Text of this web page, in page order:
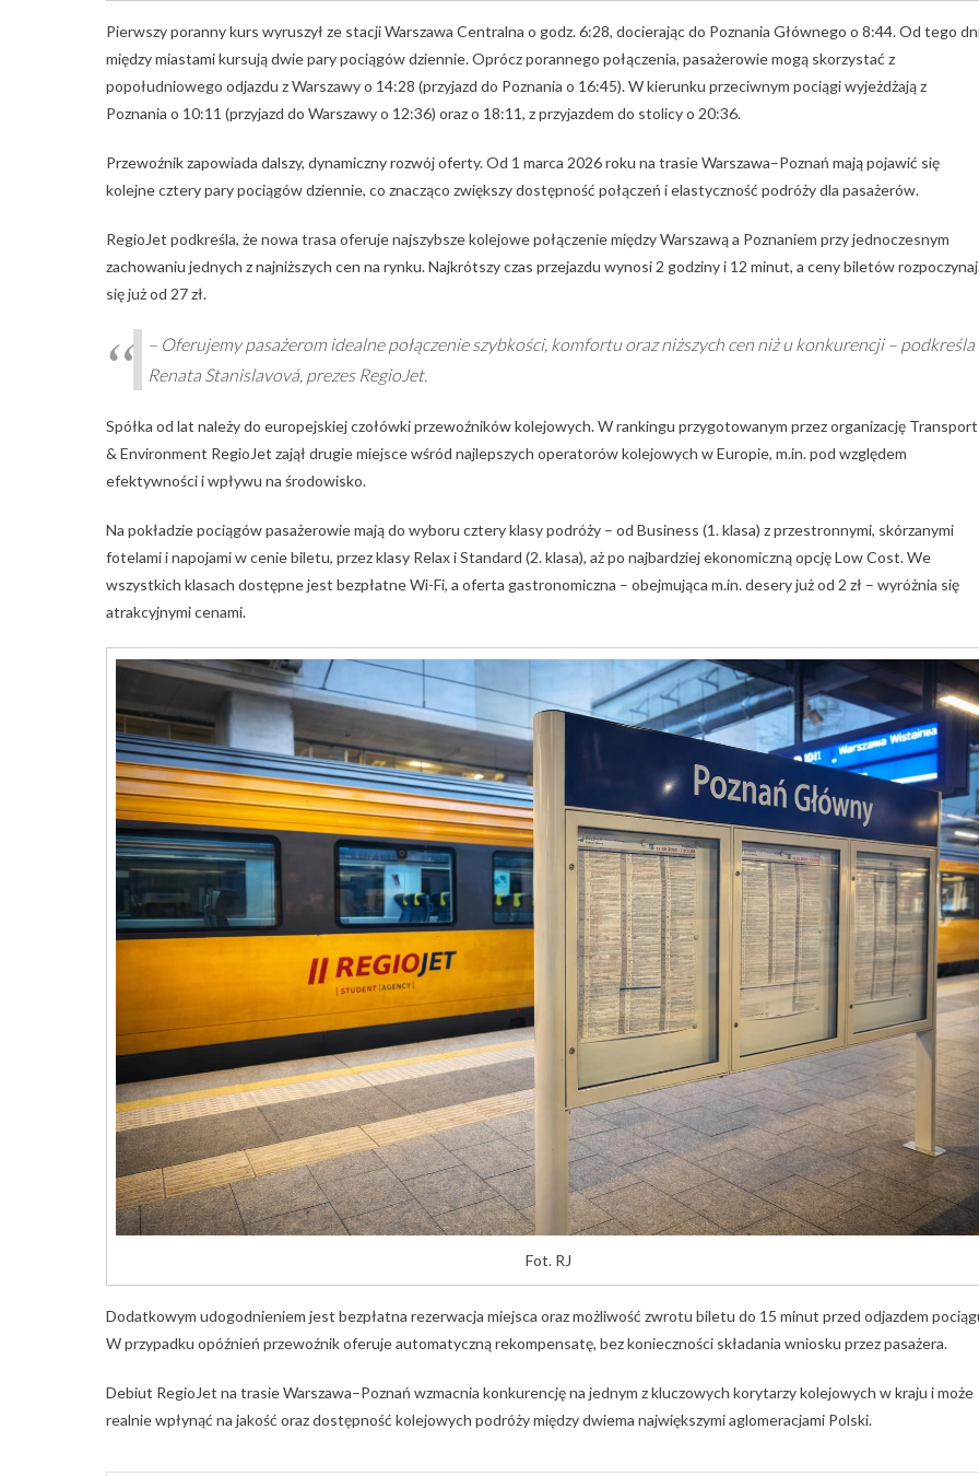
Pierwszy poranny kurs wyruszył ze stacji Warszawa Centralna o godz. 6:28, docierając do Poznania Głównego o 8:44. Od tego
między miastami kursują dwie pary pociągów dziennie. Oprócz porannego połączenia, pasażerowie mogą skorzystać z
popołudniowego odjazdu z Warszawy o 14:28 (przyjazd do Poznania o 16:45). W kierunku przeciwnym pociągi wyjeżdżają z
Poznania o 10:11 (przyjazd do Warszawy o 12:36) oraz o 18:11, z przyjazdem do stolicy o 20:36.
Przewoźnik zapowiada dalszy, dynamiczny rozwój oferty. Od 1 marca 2026 roku na trasie Warszawa–Poznań mają pojawić się
kolejne cztery pary pociągów dziennie, co znacząco zwiększy dostępność połączeń i elastyczność podróży dla pasażerów.
RegioJet podkreśla, że nowa trasa oferuje najszybsze kolejowe połączenie między Warszawą a Poznaniem przy jednoczesnym
zachowaniu jednych z najniższych cen na rynku. Najkrótszy czas przejazdu wynosi 2 godziny i 12 minut, a ceny biletów
się już od 27 zł.
– Oferujemy pasażerom idealne połączenie szybkości, komfortu oraz niższych cen niż u konkurencji – podkreśla
Renata Stanislavová, prezes RegioJet.
Spółka od lat należy do europejskiej czołówki przewoźników kolejowych. W rankingu przygotowanym przez organizację Transport
& Environment RegioJet zajął drugie miejsce wśród najlepszych operatorów kolejowych w Europie, m.in. pod względem
efektywności i wpływu na środowisko.
Na pokładzie pociągów pasażerowie mają do wyboru cztery klasy podróży – od Business (1. klasa) z przestronnymi, skórzanymi
fotelami i napojami w cenie biletu, przez klasy Relax i Standard (2. klasa), aż po najbardziej ekonomiczną opcję Low Cost. We
wszystkich klasach dostępne jest bezpłatne Wi-Fi, a oferta gastronomiczna – obejmująca m.in. desery już od 2 zł – wyróżnia się
atrakcyjnymi cenami.
Fot. RJ
Dodatkowym udogodnieniem jest bezpłatna rezerwacja miejsca oraz możliwość zwrotu biletu do 15 minut przed odjazdem
W przypadku opóźnień przewoźnik oferuje automatyczną rekompensatę, bez konieczności składania wniosku przez pasażera.
Debiut RegioJet na trasie Warszawa–Poznań wzmacnia konkurencję na jednym z kluczowych korytarzy kolejowych w kraju i może
realnie wpłynąć na jakość oraz dostępność kolejowych podróży między dwiema największymi aglomeracjami Polski.